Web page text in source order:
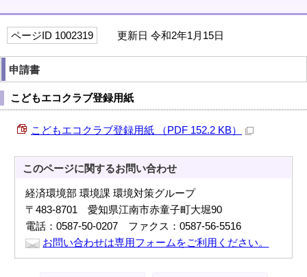
ページID 1002319 更新日 令和2年1月15日
申請書
こどもエコクラブ登録用紙
こどもエコクラブ登録用紙 （PDF 152.2 KB）
このページに関するお問い合わせ
経済環境部 環境課 環境対策グループ
〒483-8701 愛知県江南市赤童子町大堀90
電話：0587-50-0207 ファクス：0587-56-5516
お問い合わせは専用フォームをご利用ください。